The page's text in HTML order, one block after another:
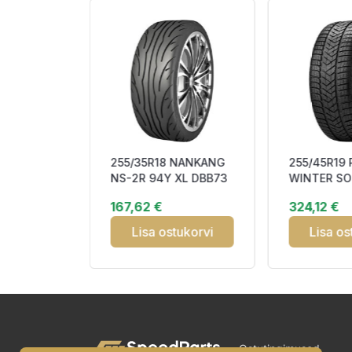
255/35R18 NANKANG
NS-2R 94Y XL DBB73
167,62 €
Lisa ostukorvi
255/45R19
WINTER
Elect FSL St
324,12 €
Lisa
Ostutingimused